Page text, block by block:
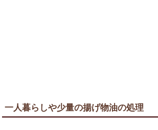
一人暮らしや少量の揚げ物油の処理